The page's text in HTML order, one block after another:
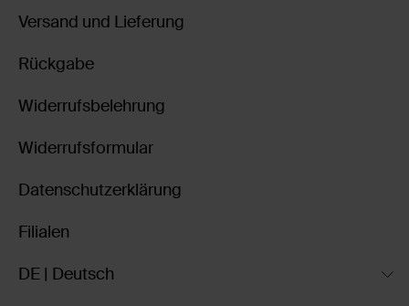
Versand und Lieferung
Rückgabe
Widerrufsbelehrung
Widerrufsformular
Datenschutzerklärung
Filialen
DE | Deutsch